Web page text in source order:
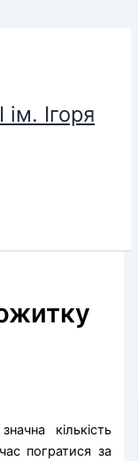
Ігоря
кількість
погратися за